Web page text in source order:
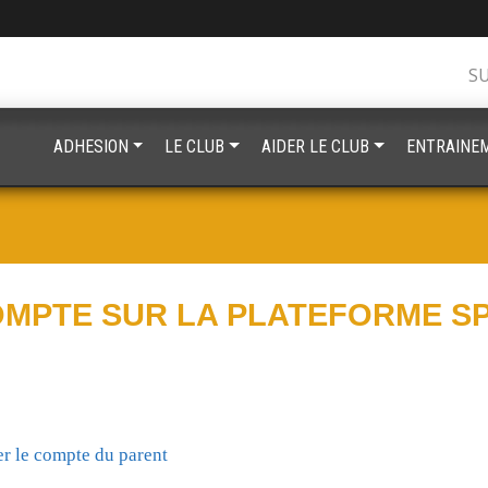
SUR LA PLATEFORME
le compte du parent
ADHESION LE CLUB AIDER LE CLUB